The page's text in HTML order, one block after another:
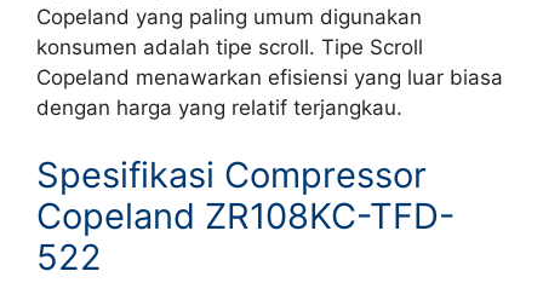
Copeland yang paling umum digunakan
konsumen adalah tipe scroll. Tipe Scroll
Copeland menawarkan efisiensi yang luar biasa
dengan harga yang relatif terjangkau.
Spesifikasi Compressor
Copeland ZR108KC-TFD-
522